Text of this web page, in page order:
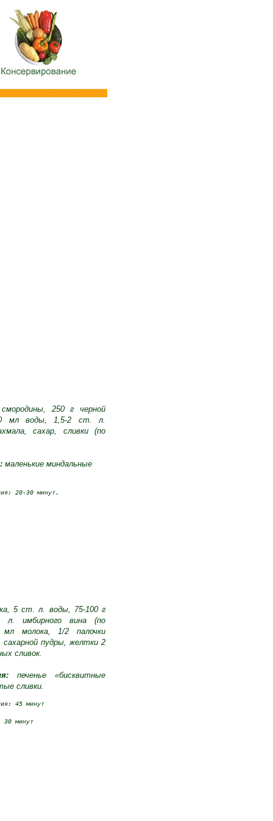
250 г черной
мл воды, 1,5-2 ст. л.
сахар, сливки (по
маленькие миндальные
20-30 минут.
5 ст. л. воды, 75-100 г
имбирного вина (по
молока, 1/2 палочки
пудры, желтки 2
сливок.
печенье «бисквитные
сливки.
45 минут
30 минут